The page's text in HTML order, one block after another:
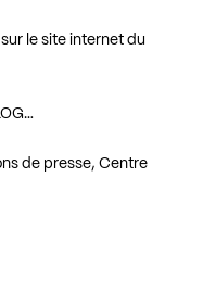
le site internet du
de presse, Centre